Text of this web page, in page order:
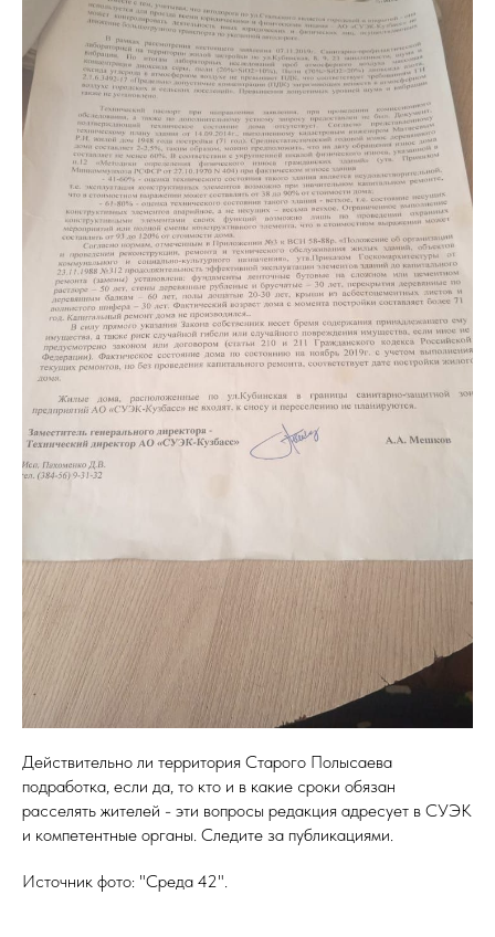
Действительно ли территория Старого Полысаева
подработка, если да, то кто и в какие сроки обязан
расселять жителей - эти вопросы редакция адресует в СУЭК
и компетентные органы. Следите за публикациями.
Источник фото: "Среда 42".